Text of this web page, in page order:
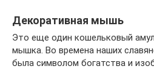
Декоративная мышь
Это еще один кошельковый
мышка. Во времена наших
была символом богатства и